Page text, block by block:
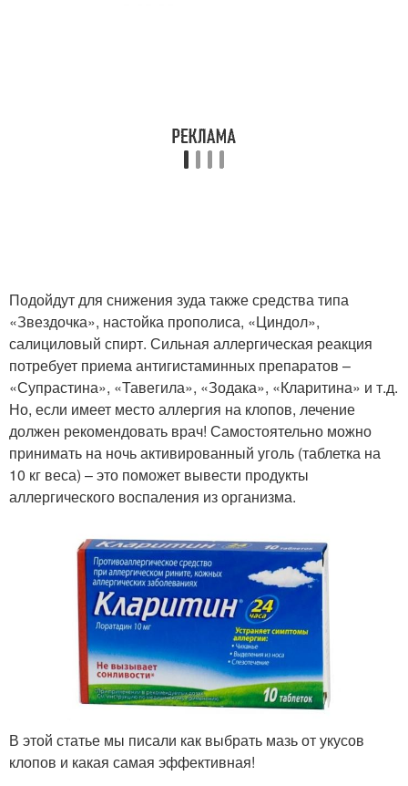
Подойдут для снижения зуда также средства типа
«Звездочка», настойка прополиса, «Циндол»,
салициловый спирт. Сильная аллергическая реакция
потребует приема антигистаминных препаратов –
«Супрастина», «Тавегила», «Зодака», «Кларитина» и т.д.
Но, если имеет место аллергия на клопов, лечение
должен рекомендовать врач! Самостоятельно можно
принимать на ночь активированный уголь (таблетка на
10 кг веса) – это поможет вывести продукты
аллергического воспаления из организма.
В этой статье мы писали как выбрать мазь от укусов
клопов и какая самая эффективная!